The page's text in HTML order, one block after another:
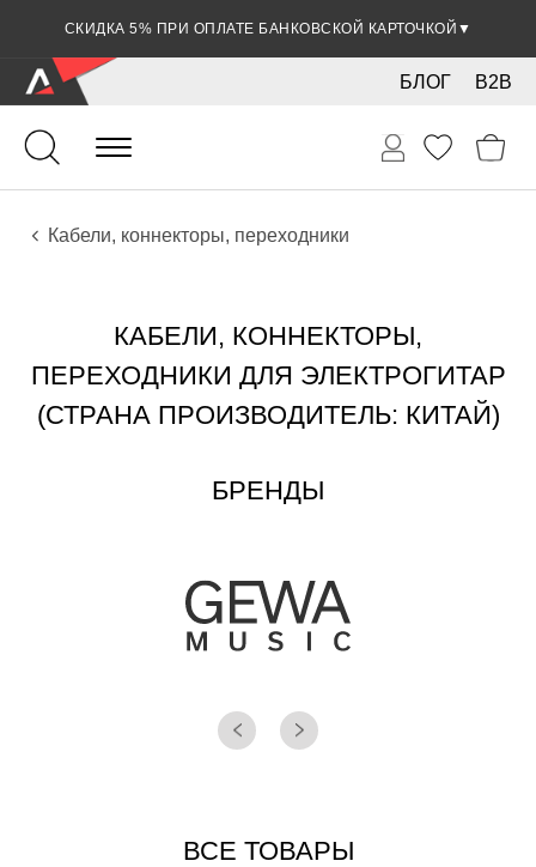
СКИДКА 5% ПРИ ОПЛАТЕ БАНКОВСКОЙ КАРТОЧКОЙ ▼
B2B
БЛОГ
Гитары
Электро инструменты
Звуковое оборудование
Кабели, коннекторы, переходники
КАБЕЛИ, КОННЕКТОРЫ,
ПЕРЕХОДНИКИ ДЛЯ ЭЛЕКТРОГИТАР
(СТРАНА ПРОИЗВОДИТЕЛЬ: КИТАЙ)
БРЕНДЫ
ВСЕ ТОВАРЫ